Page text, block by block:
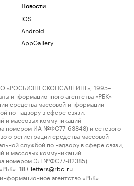
Новости
iOS
Android
AppGallery
«РОСБИЗНЕСКОНСАЛТИНГ», 1995–
информационного агентства «РБК»
средства массовой информации
по надзору в сфере связи,
и массовых коммуникаций
номером ИА №ФС77-63848) и сетевого
о регистрации средства массовой
службой по надзору в сфере связи,
и массовых коммуникаций
номером ЭЛ №ФС77-82385)
18+ letters@rbc.ru
агентство «РБК».